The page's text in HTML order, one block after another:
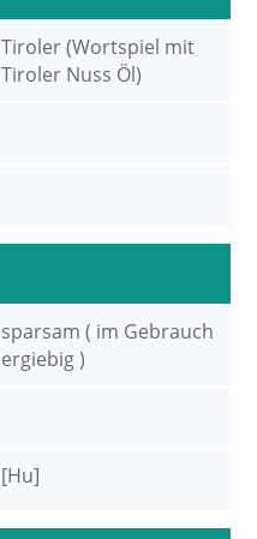
Tiroler (Wortspiel mit
Tiroler Nuss Öl)
sparsam ( im Gebrauch
ergiebig )
[Hu]